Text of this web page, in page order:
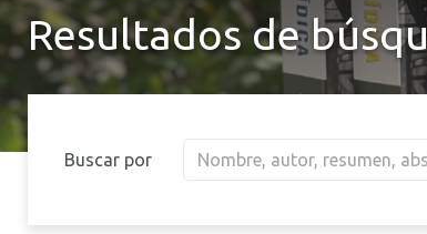
Resultados de
Buscar por